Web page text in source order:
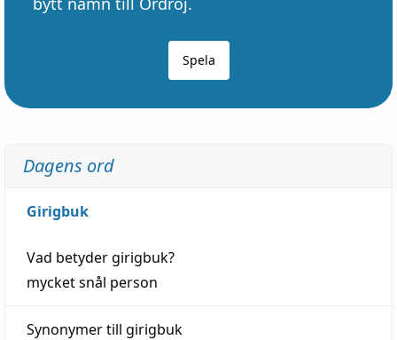
Spela
Dagens ord
Girigbuk
Vad betydergirigbuk?
mycketsnål person
Synonymer till girigbuk